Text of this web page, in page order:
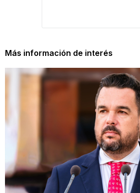
Más información de interés